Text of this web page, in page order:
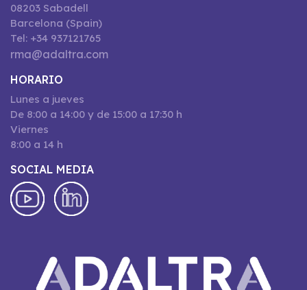
08203 Sabadell
Barcelona (Spain)
Tel: +34 937121765
rma@adaltra.com
HORARIO
Lunes a jueves
De 8:00 a 14:00 y de 15:00 a 17:30 h
Viernes
8:00 a 14 h
SOCIAL MEDIA